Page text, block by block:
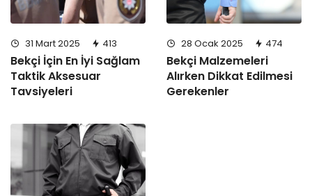
31 Mart 2025 413
Bekçi İçin En İyi Sağlam
Taktik Aksesuar
Tavsiyeleri
28 Ocak 2025 474
Bekçi Malzemeleri
Alırken Dikkat Edilmesi
Gerekenler